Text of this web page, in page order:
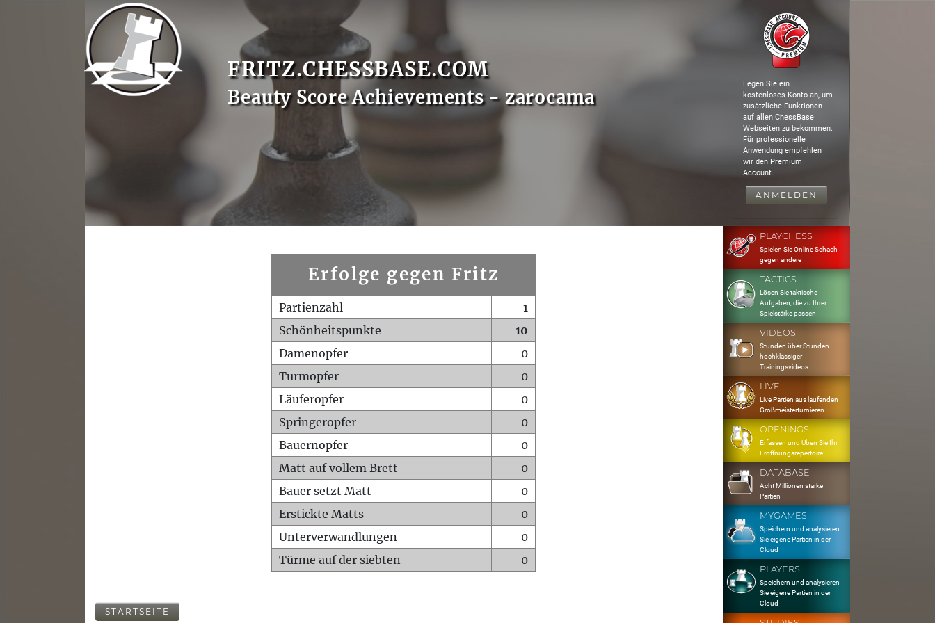
FRITZ.CHESSBASE.COM
Beauty Score Achievements - zarocama
Legen Sie ein
kostenloses Konto an, um
zusätzliche Funktionen
auf allen ChessBase
Webseiten zu bekommen.
Für professionelle
Anwendung empfehlen
wir den Premium
Account.
ANMELDEN
Erfolge gegen Fritz
Partienzahl
1
Schönheitspunkte
10
Damenopfer
0
Turmopfer
0
Läuferopfer
0
Springeropfer
0
Bauernopfer
0
Matt auf vollem Brett
0
Bauer setzt Matt
0
Erstickte Matts
0
Unterverwandlungen
0
Türme auf der siebten
0
STARTSEITE
PLAYCHESS
Spielen Sie Online Schach
gegen andere
TACTICS
Lösen Sie taktische
Aufgaben, die zu Ihrer
Spielstärke passen
VIDEOS
Stunden über Stunden
hochklassiger
Trainingsvideos
LIVE
Live Partien aus laufenden
Großmeisterturnieren
OPENINGS
Erfassen und Üben Sie Ihr
Eröffnungsrepertoire
DATABASE
Acht Millionen starke
Partien
MYGAMES
Speichern und analysieren
Sie eigene Partien in der
Cloud
PLAYERS
Speichern und analysieren
Sie eigene Partien in der
Cloud